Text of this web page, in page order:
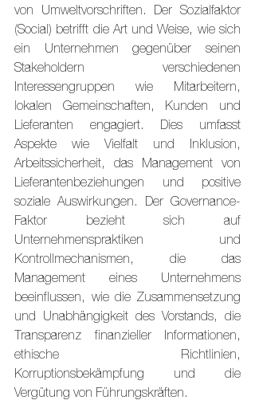
von Umweltvorschriften. Der Sozialfaktor
(Social) betrifft die Art und Weise, wie sich
ein Unternehmen gegenüber seinen
Stakeholdern verschiedenen
Interessengruppen wie Mitarbeitern,
lokalen Gemeinschaften, Kunden und
Lieferanten engagiert. Dies umfasst
Aspekte wie Vielfalt und Inklusion,
Arbeitssicherheit, das Management von
Lieferantenbeziehungen und positive
soziale Auswirkungen. Der Governance-
Faktor bezieht sich auf
Unternehmenspraktiken und
Kontrollmechanismen, die das
Management eines Unternehmens
beeinflussen, wie die Zusammensetzung
und Unabhängigkeit des Vorstands, die
Transparenz finanzieller Informationen,
ethische Richtlinien,
Korruptionsbekämpfung und die
Vergütung von Führungskräften.